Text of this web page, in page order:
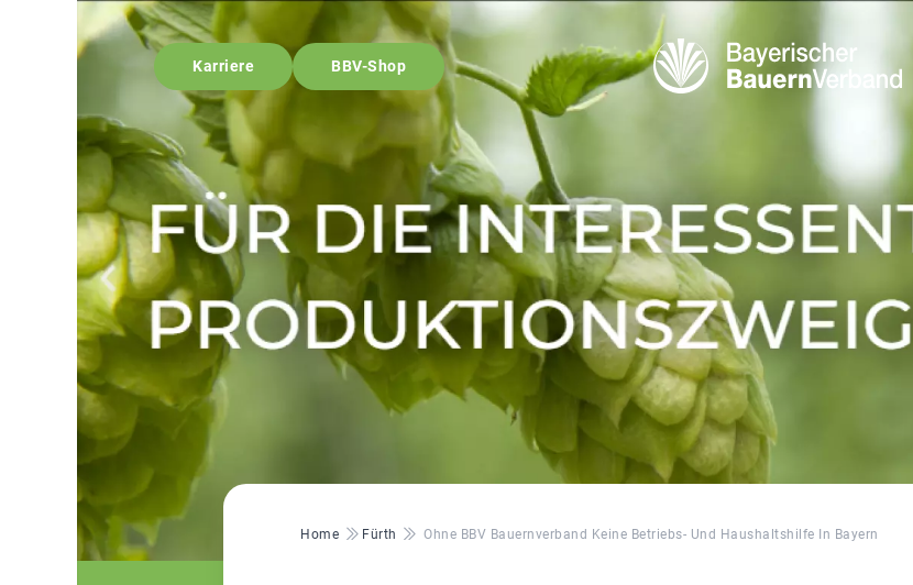
Karriere BBV-Shop
Pfadnavigation
Home Fürth Ohne BBV Bauernverband Keine Betriebs- Und Haushaltshilfe In Bayern